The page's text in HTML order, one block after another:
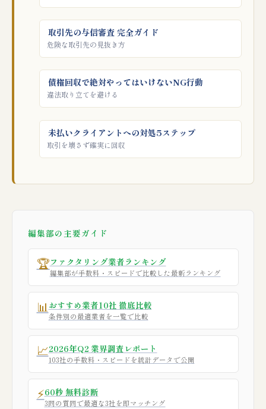
取引先の与信審査 完全ガイド
危険な取引先の見抜き方
債権回収で絶対やってはいけないNG行動
違法取り立てを避ける
未払いクライアントへの対処5ステップ
取引を壊さず確実に回収
編集部の主要ガイド
🏆ファクタリング業者ランキング
編集部が手数料・スピードで比較した最新ランキング
📊おすすめ業者10社 徹底比較
条件別の最適業者を一覧で比較
📈2026年Q2 業界調査レポート
103社の手数料・スピードを統計データで公開
⚡60秒 無料診断
3問の質問で最適な3社を即マッチング